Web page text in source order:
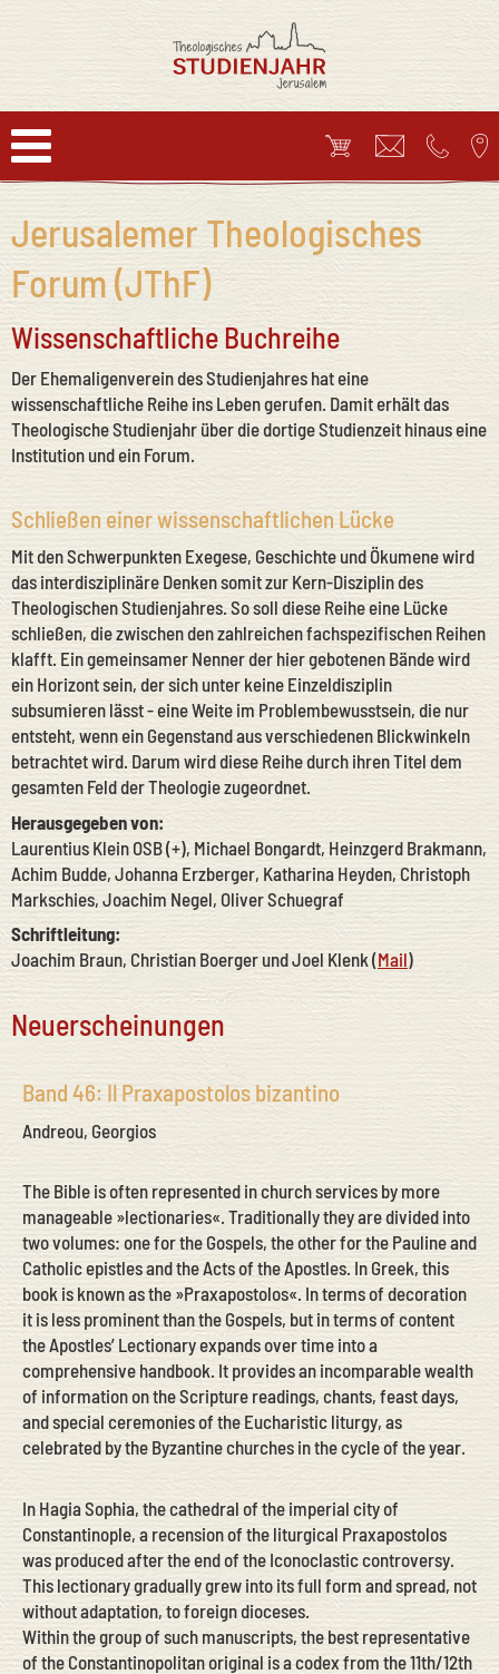
Jerusalemer Theologisches
Forum (JThF)
Wissenschaftliche Buchreihe
Der Ehemaligenverein des Studienjahres hat eine
wissenschaftliche Reihe ins Leben gerufen. Damit erhält das
Theologische Studienjahr über die dortige Studienzeit hinaus eine
Institution und ein Forum.
Schließen einer wissenschaftlichen Lücke
Mit den Schwerpunkten Exegese, Geschichte und Ökumene wird
das interdisziplinäre Denken somit zur Kern-Disziplin des
Theologischen Studienjahres. So soll diese Reihe eine Lücke
schließen, die zwischen den zahlreichen fachspezifischen Reihen
klafft. Ein gemeinsamer Nenner der hier gebotenen Bände wird
ein Horizont sein, der sich unter keine Einzeldisziplin
subsumieren lässt - eine Weite im Problembewusstsein, die nur
entsteht, wenn ein Gegenstand aus verschiedenen Blickwinkeln
betrachtet wird. Darum wird diese Reihe durch ihren Titel dem
gesamten Feld der Theologie zugeordnet.
Herausgegeben von:
Laurentius Klein OSB (+), Michael Bongardt, Heinzgerd Brakmann,
Achim Budde, Johanna Erzberger, Katharina Heyden, Christoph
Markschies, Joachim Negel, Oliver Schuegraf
Schriftleitung:
Joachim Braun, Christian Boerger und Joel Klenk (Mail)
Neuerscheinungen
Band 46: Il Praxapostolos bizantino
Andreou, Georgios
The Bible is often represented in church services by more
manageable »lectionaries«. Traditionally they are divided into
two volumes: one for the Gospels, the other for the Pauline and
Catholic epistles and the Acts of the Apostles. In Greek, this
book is known as the »Praxapostolos«. In terms of decoration
it is less prominent than the Gospels, but in terms of content
the Apostles’ Lectionary expands over time into a
comprehensive handbook. It provides an incomparable wealth
of information on the Scripture readings, chants, feast days,
and special ceremonies of the Eucharistic liturgy, as
celebrated by the Byzantine churches in the cycle of the year.
In Hagia Sophia, the cathedral of the imperial city of
Constantinople, a recension of the liturgical Praxapostolos
was produced after the end of the Iconoclastic controversy.
This lectionary gradually grew into its full form and spread, not
without adaptation, to foreign dioceses.
Within the group of such manuscripts, the best representative
of the Constantinopolitan original is a codex from the 11th/12th